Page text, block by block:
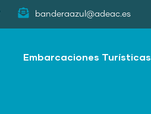
banderaazul@adeac.es
Embarcaciones Turísticas